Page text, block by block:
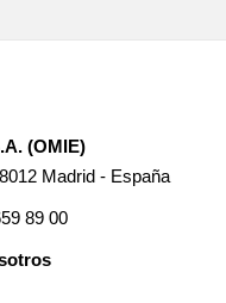
(OMIE)
Madrid - España
89 00